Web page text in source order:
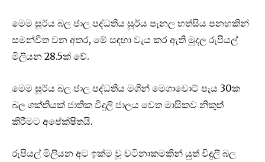
මෙම සූර්ය බල ජාල පද්ධතිය සූර්ය පැනල හත්සිය පනහකින්
සමන්විත වන අතර, මේ සඳහා වැය කර ඇති මුදල රුපියල්
මිලියන 28.5ක් වේ.
මෙම සූර්ය බල ජාල පද්ධතිය මගින් මෙගාවොට් පැය 30ක
බල ශක්තියක් ජාතික විදුලි ජාලය වෙත මාසිකව නිකුත්
කිරීමට අපේක්ෂිතයි.
රුපියල් මිලියන අට ඉක්ම වූ වටිනාකමකින් යුත් විදුලි බල